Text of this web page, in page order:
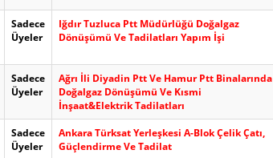
Sadece
Üyeler
Iğdır Tuzluca Ptt Müdürlüğü Doğalgaz
Dönüşümü Ve Tadilatları Yapım İşi
Sadece
Üyeler
Ağrı İli Diyadin Ptt Ve Hamur Ptt Binalarında
Doğalgaz Dönüşümü Ve Kısmi
İnşaat&Elektrik Tadilatları
Sadece
Üyeler
Ankara Türksat Yerleşkesi A-Blok Çelik Çatı,
Güçlendirme Ve Tadilat